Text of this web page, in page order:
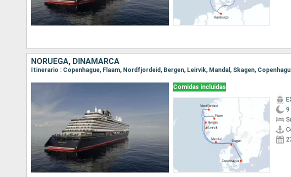
NORUEGA, DINAMARCA
Itinerario : Copenhague, Flaam, Nordfjordeid, Bergen, Leirvik, Mandal, Skagen,
Comidas incluidas
9